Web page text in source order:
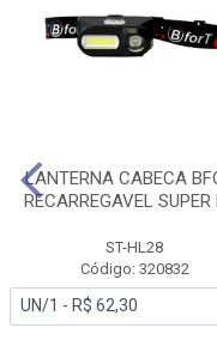
LANTERNA CABECA
RECARREGAVEL SUPER
ST-HL28
Código: 320832